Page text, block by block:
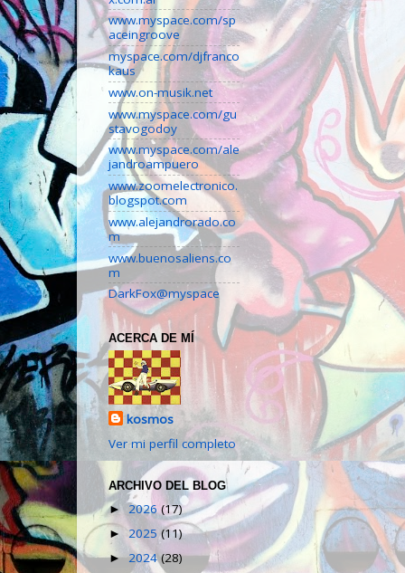
www.myspace.com/sp
aceingroove
myspace.com/djfranco
kaus
www.on-musik.net
www.myspace.com/gu
stavogodoy
www.myspace.com/ale
jandroampuero
www.zoomelectronico.
blogspot.com
www.alejandrorado.co
m
www.buenosaliens.co
m
DarkFox@myspace
ACERCA DE MÍ
kosmos
Ver mi perfil completo
ARCHIVO DEL BLOG
► 2026(17)
► 2025(11)
► 2024(28)